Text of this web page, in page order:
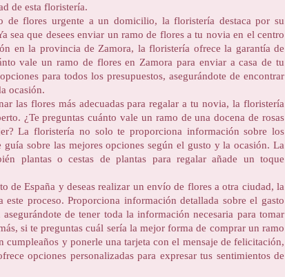
de esta floristería.
de flores urgente a un domicilio, la floristería destaca por su
sea que desees enviar un ramo de flores a tu novia en el centro
en la provincia de Zamora, la floristería ofrece la garantía de
vale un ramo de flores en Zamora para enviar a casa de tu
para todos los presupuestos, asegurándote de encontrar
ocasión.
las flores más adecuadas para regalar a tu novia, la floristería
¿Te preguntas cuánto vale un ramo de una docena de rosas
La floristería no solo te proporciona información sobre los
sobre las mejores opciones según el gusto y la ocasión. La
plantas o cestas de plantas para regalar añade un toque
de España y deseas realizar un envío de flores a otra ciudad, la
proceso. Proporciona información detallada sobre el gasto
de tener toda la información necesaria para tomar
si te preguntas cuál sería la mejor forma de comprar un ramo
cumpleaños y ponerle una tarjeta con el mensaje de felicitación,
opciones personalizadas para expresar tus sentimientos de